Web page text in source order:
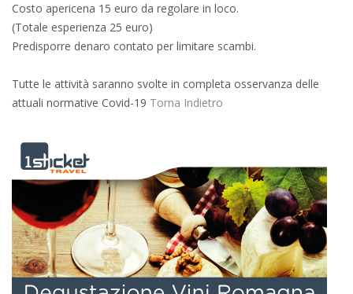
Costo apericena 15 euro da regolare in loco.
(Totale esperienza 25 euro)
Predisporre denaro contato per limitare scambi.
Tutte le attività saranno svolte in completa osservanza delle
attuali normative Covid-19 Torna Indietro